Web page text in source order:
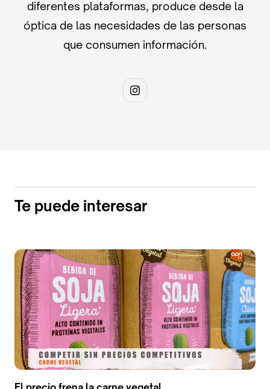
diferentes plataformas, produce desde la
óptica de las necesidades de las personas
que consumen información.
Te puede interesar